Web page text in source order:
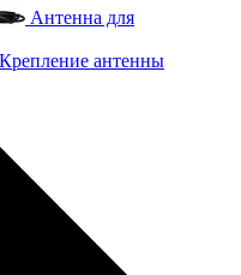
Антенна для
Крепление антенны